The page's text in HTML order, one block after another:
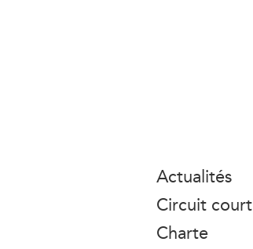
Actualités
Circuit court
Charte